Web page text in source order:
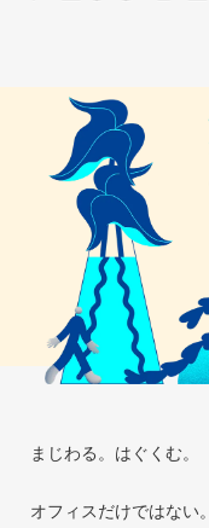
まじわる。はぐくむ。
オフィスだけではない